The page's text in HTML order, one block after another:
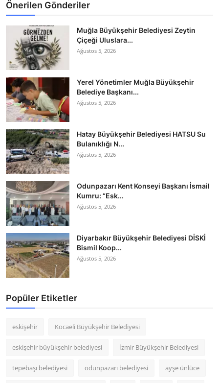
Önerilen Gönderiler
Muğla Büyükşehir Belediyesi Zeytin
Çiçeği Uluslara...
Ağustos 5, 2026
Yerel Yönetimler Muğla Büyükşehir
Belediye Başkanı...
Ağustos 5, 2026
Hatay Büyükşehir Belediyesi HATSU Su
Bulanıklığı N...
Ağustos 5, 2026
Odunpazarı Kent Konseyi Başkanı İsmail
Kumru: “Esk...
Ağustos 5, 2026
Diyarbakır Büyükşehir Belediyesi DİSKİ
Bismil Koop...
Ağustos 5, 2026
Popüler Etiketler
eskişehir Kocaeli Büyükşehir Belediyesi
eskişehir büyükşehir belediyesi İzmir Büyükşehir Belediyesi
tepebaşı belediyesi odunpazarı belediyesi ayşe ünlüce